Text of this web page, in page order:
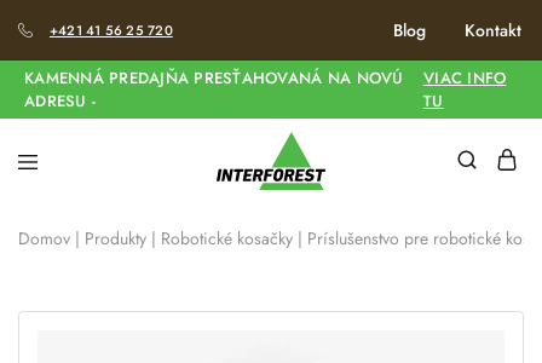
+421 41 56 25 720 Blog Kontakt
KAMENNÁ PREDAJŇA PRESŤAHOVANÁ NA NOVÚ
ADRESU -
VIAC INFO
TU
Domov | Produkty | Robotické kosačky | Príslušenstvo pre robotické